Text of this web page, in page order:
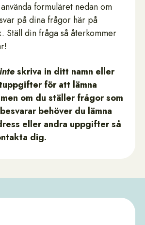
formuläret nedan om
på dina frågor här på
Ställ din fråga så återkommer
inteskriva in ditt namn eller
för att lämna
om du ställer frågor som
behöver du lämna
eller andra uppgifter så
dig.